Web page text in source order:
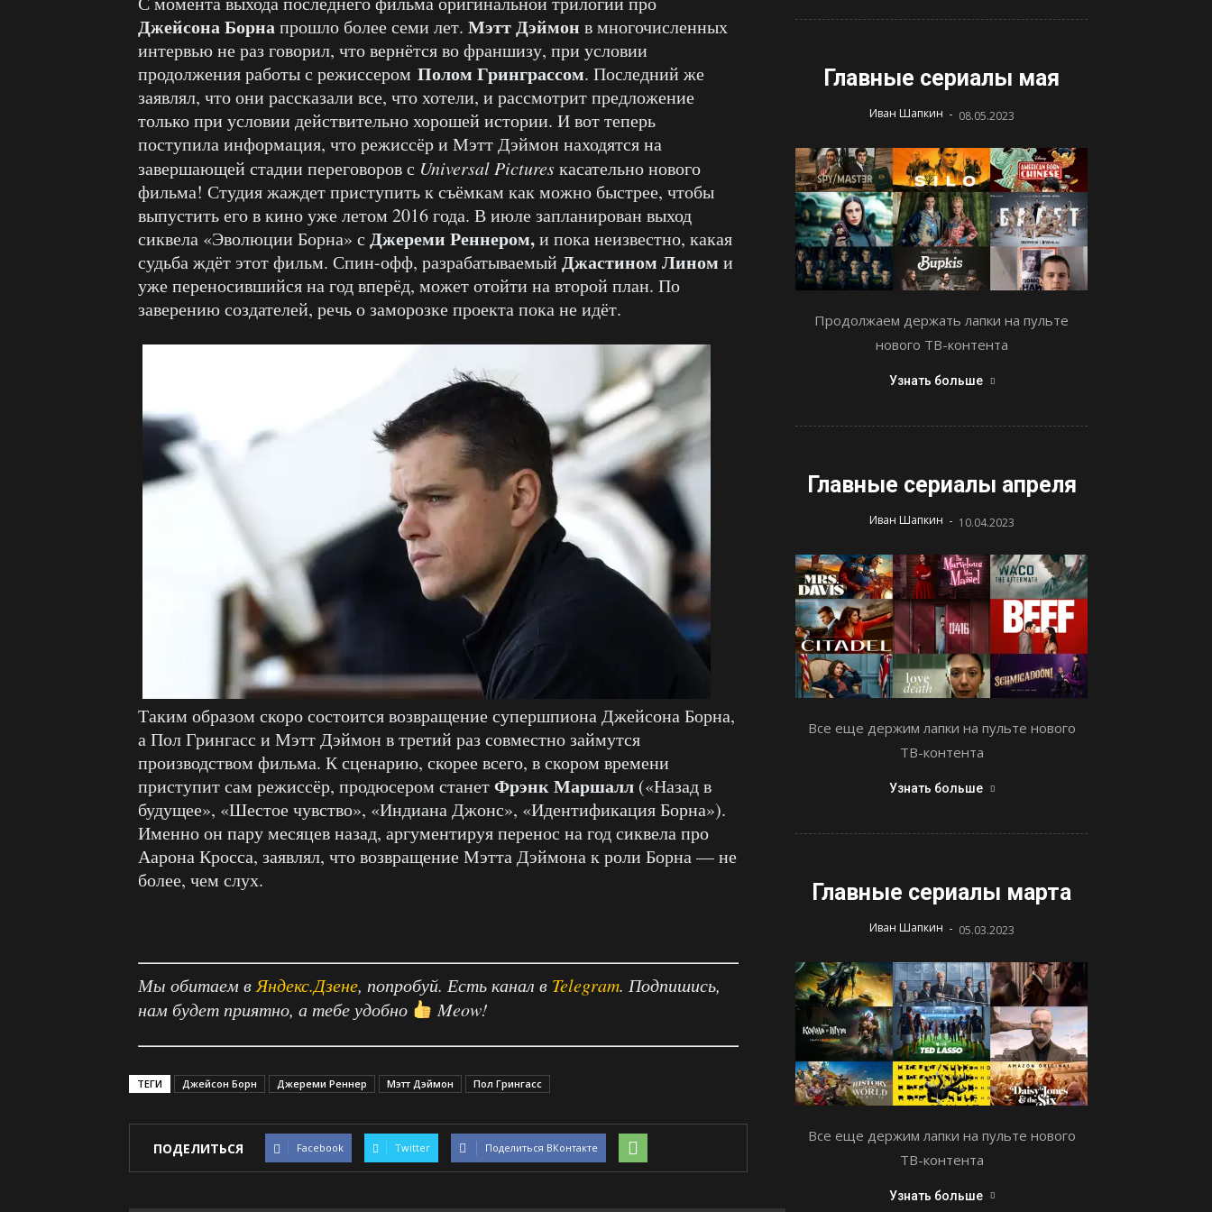
Джейсона Борнапрошло более семи лет. Мэтт Дэймон в многочисленных
интервью не раз говорил, что вернётся во франшизу, при условии
продолжения работы с режиссером Полом Гринграссом. Последний же
заявлял, что они рассказали все, что хотели, и рассмотрит предложение
только при условии действительно хорошей истории. И вот теперь
поступила информация, что режиссёр и Мэтт Дэймон находятся на
завершающей стадии переговоров с Universal Picturesкасательно нового
фильма! Студия жаждет приступить к съёмкам как можно быстрее, чтобы
выпустить его в кино уже летом 2016 года. В июле запланирован выход
сиквела «Эволюции Борна» с Джереми Реннером,и пока неизвестно, какая
судьба ждёт этот фильм. Спин-офф, разрабатываемый Джастином Лином и
уже переносившийся на год вперёд, может отойти на второй план. По
заверению создателей, речь о заморозке проекта пока не идёт.
Таким образом скоро состоится возвращение супершпиона Джейсона Борна,
а Пол Грингасс и Мэтт Дэймон в третий раз совместно займутся
производством фильма. К сценарию, скорее всего, в скором времени
приступит сам режиссёр, продюсером станетФрэнк Маршалл («Назад в
будущее», «Шестое чувство», «Индиана Джонс», «Идентификация Борна»).
Именно он пару месяцев назад, аргументируя перенос на год сиквела про
Аарона Кросса, заявлял, что возвращение Мэтта Дэймона к роли Борна — не
более, чем слух.
Мы обитаем в Яндекс.Дзене, попробуй. Есть канал в Telegram. Подпишись,
нам будет приятно, а тебе удобно
Meow!
ТЕГИ Джейсон Борн Джереми Реннер Мэтт Дэймон Пол Грингасс
ПОДЕЛИТЬСЯ Facebook Twitter Поделиться ВКонтакте
Главные сериалы мая
Иван Шапкин - 08.05.2023
Продолжаем держать лапки на пульте
нового ТВ-контента
Узнать больше
Главные сериалы апреля
Иван Шапкин - 10.04.2023
Все еще держим лапки на пульте нового
ТВ-контента
Узнать больше
Главные сериалы марта
Иван Шапкин - 05.03.2023
Все еще держим лапки на пульте нового
ТВ-контента
Узнать больше